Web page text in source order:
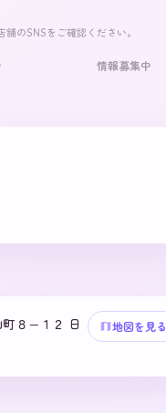
のSNSをご確認ください。
情報募集中
町８−１２ 日
地図を見る